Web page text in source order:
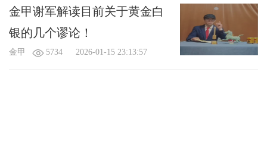
金甲谢军解读目前关于黄金白
银的几个谬论！
金甲 5734 2026-01-15 23:13:57